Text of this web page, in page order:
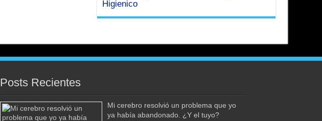
Higienico
Posts Recientes
Mi cerebro resolvió un problema que yo
ya había abandonado. ¿Y el tuyo?